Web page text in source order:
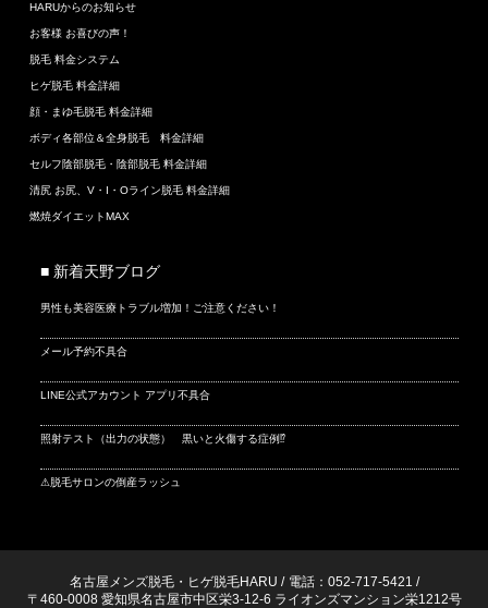
HARUからのお知らせ
お客様 お喜びの声！
脱毛 料金システム
ヒゲ脱毛 料金詳細
顔・まゆ毛脱毛 料金詳細
ボディ各部位＆全身脱毛 料金詳細
セルフ陰部脱毛・陰部脱毛 料金詳細
清尻 お尻、V・I・Oライン脱毛 料金詳細
燃焼ダイエットMAX
■ 新着天野ブログ
男性も美容医療トラブル増加！ご注意ください！
メール予約不具合
LINE公式アカウント アプリ不具合
照射テスト（出力の状態） 黒いと火傷する症例⁉
⚠脱毛サロンの倒産ラッシュ
名古屋メンズ脱毛・ヒゲ脱毛HARU / 電話：052-717-5421 /
〒460-0008 愛知県名古屋市中区栄3-12-6 ライオンズマンション栄1212号